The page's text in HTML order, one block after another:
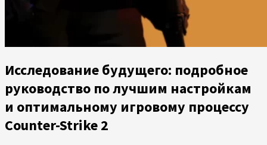
Исследование будущего: подробное
руководство по лучшим настройкам
и оптимальному игровому процессу
Counter-Strike 2